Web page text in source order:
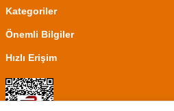
Kategoriler
Önemli Bilgiler
Hızlı Erişim